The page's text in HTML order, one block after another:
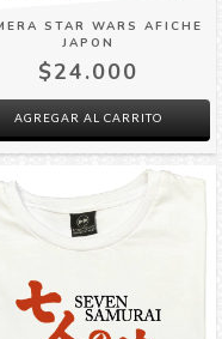
STAR WARS AFICHE
JAPON
$24.000
AGREGAR AL CARRITO